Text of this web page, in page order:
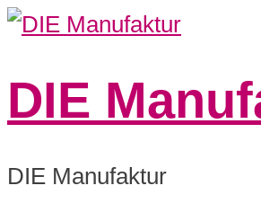
DIE
DIE Manufaktur